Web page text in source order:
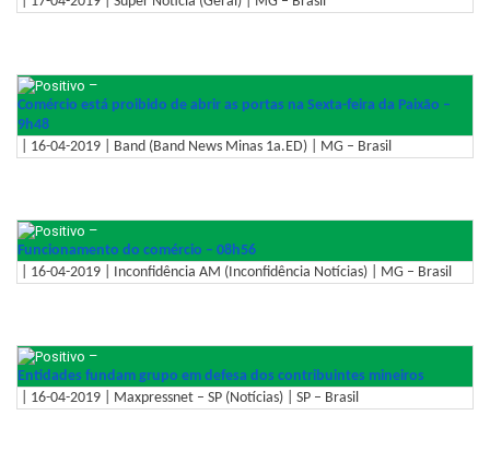
–
Comércio está proibido de abrir as portas na Sexta-feira da Paixão –
9h48
| 16-04-2019 | Band (Band News Minas 1a.ED) | MG – Brasil
–
Funcionamento do comércio – 08h56
| 16-04-2019 | Inconfidência AM (Inconfidência Notícias) | MG – Brasil
–
Entidades fundam grupo em defesa dos contribuintes mineiros
| 16-04-2019 | Maxpressnet – SP (Notícias) | SP – Brasil